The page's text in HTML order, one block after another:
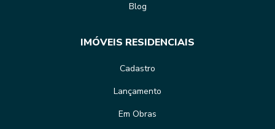
Blog
IMÓVEIS RESIDENCIAIS
Cadastro
Lançamento
Em Obras